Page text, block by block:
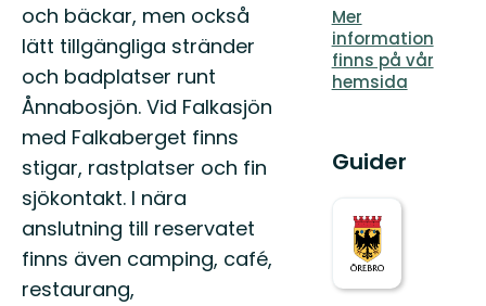
och bäckar, men också
lätt tillgängliga stränder
och badplatser runt
Ånnabosjön. Vid Falkasjön
med Falkaberget finns
stigar, rastplatser och fin
sjökontakt. I nära
anslutning till reservatet
finns även camping, café,
restaurang,
Mer
information
finns på vår
hemsida
Guider